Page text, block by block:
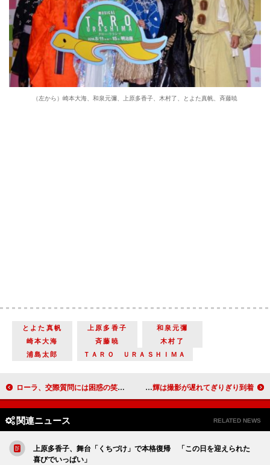
（左から）崎本大海、和泉元彌、上原多香子、木村了、とよた真帆、斉藤暁
とよた真帆 上原多香子
和泉元彌
崎本大海
斉藤暁
木村了
浦島太郎
ＴＡＲＯ ＵＲＡＳＨＩＭＡ
ローラ、交際質問には困惑の笑み？ ＤＡＩＧＯと“学び”の成果を披露 エアロバイクをこがないと上映終了の“過酷”試写会 主演の小越勇輝は撮影が遅れてぎりぎり到着
関連ニュース RELATED NEWS
上原多香子、舞台「くちづけ」で本格復帰 「この日を迎えられた
喜びでいっぱい」